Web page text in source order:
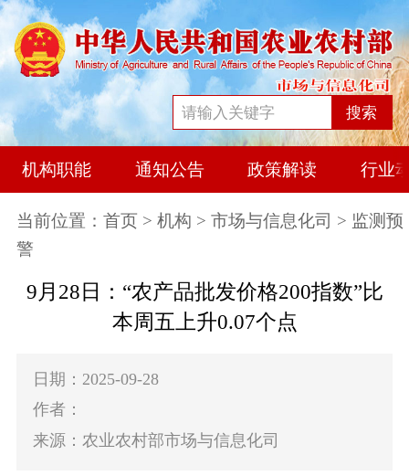
搜索
机构职能 通知公告 政策解读 行业
当前位置： 首页 > 机构 > 市场与信息化司 > 监测预
警
9月28日：“农产品批发价格200指数”比
本周五上升0.07个点
日期：2025-09-28
作者：
来源：农业农村部市场与信息化司